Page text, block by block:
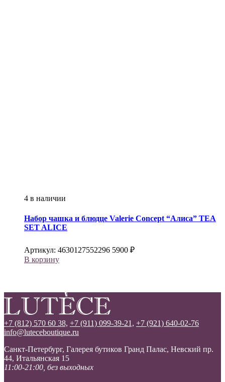
4 в наличии
Набор чашка и блюдце Valerie Concept “Алиса” TEA
SET ALICE
Артикул: 4630127552296 5900 ₽
В корзину
+7 (812) 570 60 38, +7 (911) 099-39-21, +7 (921) 640-02-76
info@luteceboutique.ru
Санкт-Петербург, Галерея бутиков Гранд Палас, Невский пр.
44, Итальянская 15
11:00-21:00, без выходных